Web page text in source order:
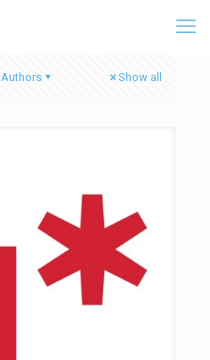
Authors Show all